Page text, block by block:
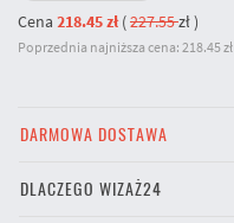
Cena 218.45 zł(227.55zł)
Poprzednia najniższa cena: 218.45 zł
DARMOWA DOSTAWA
DLACZEGO WIZAŻ24